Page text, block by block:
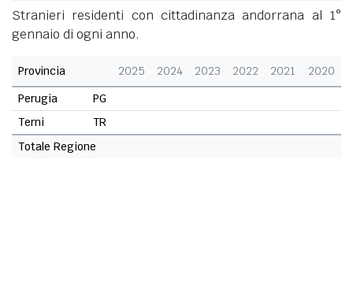
Stranieri residenti con cittadinanza andorrana al 1°
gennaio di ogni anno.
Provincia 2025 2024 2023 2022 2021
2020
PG
Perugia
TR
Terni
Totale Regione